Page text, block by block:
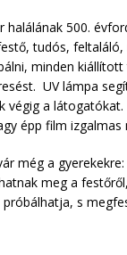
halálának 500.
tudós,
minden
UV lámpa
a
épp film
még a
meg a
s